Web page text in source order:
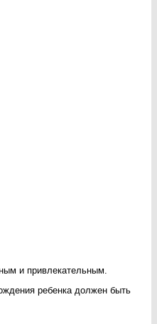
и привлекательным.
ребенка должен быть